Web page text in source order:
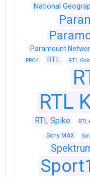
National
Paramount
PRO4 RTL RTL Gold
RTL
RTL Spike
Sony MAX